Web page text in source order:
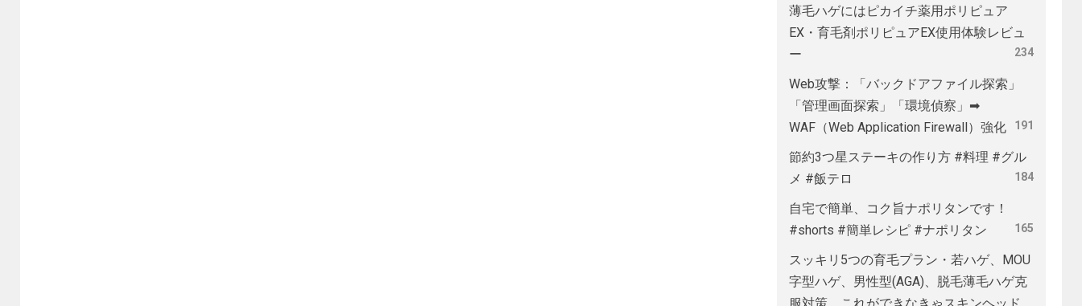
薄毛ハゲにはピカイチ薬用ポリピュア
EX・育毛剤ポリピュアEX使用体験レビュ
ー
234
Web攻撃：「バックドアファイル探索」
「管理画面探索」「環境偵察」➡
WAF（Web Application Firewall）強化
191
節約3つ星ステーキの作り方 #料理 #グル
メ #飯テロ
184
自宅で簡単、コク旨ナポリタンです！
#shorts #簡単レシピ #ナポリタン
165
スッキリ5つの育毛プラン・若ハゲ、MOU
字型ハゲ、男性型(AGA)、脱毛薄毛ハゲ克